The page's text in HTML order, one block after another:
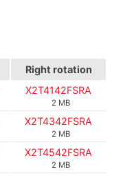
Right rotation
X2T4142FSRA
2 MB
X2T4342FSRA
2 MB
X2T4542FSRA
2 MB